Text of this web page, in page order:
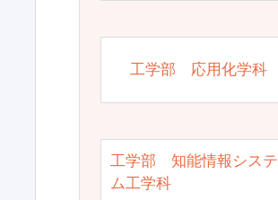
工学部 応用化学科
工学部 知能情報システ
ム工学科